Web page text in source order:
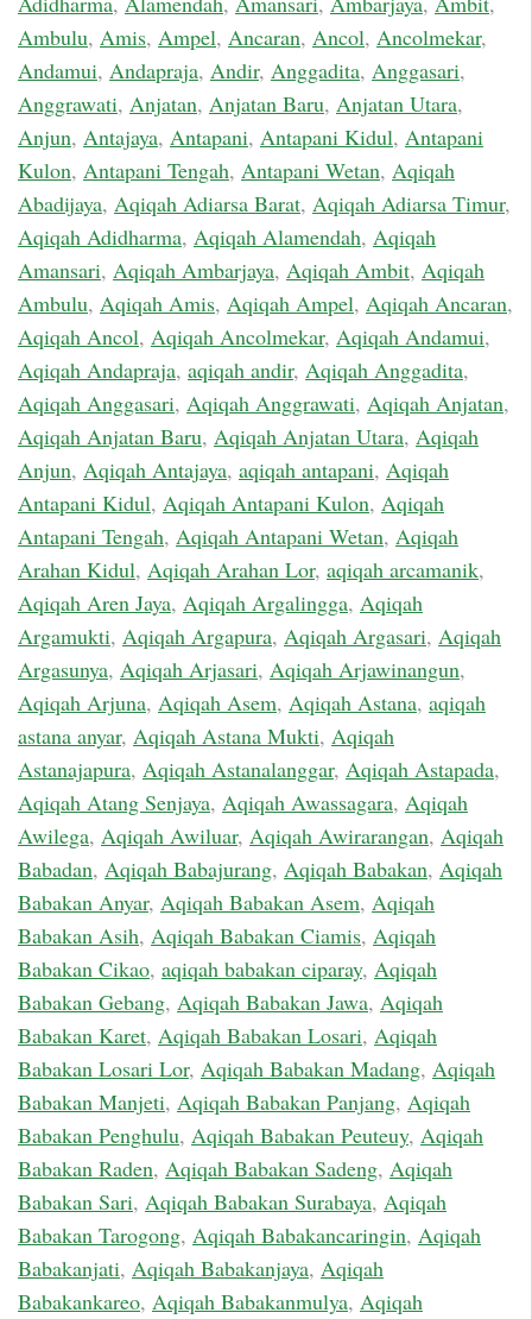
Ambulu, Amis, Ampel, Ancaran, Ancol, Ancolmekar,
Andamui, Andapraja, Andir, Anggadita, Anggasari,
Anggrawati, Anjatan, Anjatan Baru, Anjatan Utara,
Anjun, Antajaya, Antapani, Antapani Kidul, Antapani
Kulon, Antapani Tengah, Antapani Wetan, Aqiqah
Abadijaya, Aqiqah Adiarsa Barat, Aqiqah Adiarsa Timur,
Aqiqah Adidharma, Aqiqah Alamendah, Aqiqah
Amansari, Aqiqah Ambarjaya, Aqiqah Ambit, Aqiqah
Ambulu, Aqiqah Amis, Aqiqah Ampel, Aqiqah Ancaran,
Aqiqah Ancol, Aqiqah Ancolmekar, Aqiqah Andamui,
Aqiqah Andapraja, aqiqah andir, Aqiqah Anggadita,
Aqiqah Anggasari, Aqiqah Anggrawati, Aqiqah Anjatan,
Aqiqah Anjatan Baru, Aqiqah Anjatan Utara, Aqiqah
Anjun, Aqiqah Antajaya, aqiqah antapani, Aqiqah
Antapani Kidul, Aqiqah Antapani Kulon, Aqiqah
Antapani Tengah, Aqiqah Antapani Wetan, Aqiqah
Arahan Kidul, Aqiqah Arahan Lor, aqiqah arcamanik,
Aqiqah Aren Jaya, Aqiqah Argalingga, Aqiqah
Argamukti, Aqiqah Argapura, Aqiqah Argasari, Aqiqah
Argasunya, Aqiqah Arjasari, Aqiqah Arjawinangun,
Aqiqah Arjuna, Aqiqah Asem, Aqiqah Astana, aqiqah
astana anyar, Aqiqah Astana Mukti, Aqiqah
Astanajapura, Aqiqah Astanalanggar, Aqiqah Astapada,
Aqiqah Atang Senjaya, Aqiqah Awassagara, Aqiqah
Awilega, Aqiqah Awiluar, Aqiqah Awirarangan, Aqiqah
Babadan, Aqiqah Babajurang, Aqiqah Babakan, Aqiqah
Babakan Anyar, Aqiqah Babakan Asem, Aqiqah
Babakan Asih, Aqiqah Babakan Ciamis, Aqiqah
Babakan Cikao, aqiqah babakan ciparay, Aqiqah
Babakan Gebang, Aqiqah Babakan Jawa, Aqiqah
Babakan Karet, Aqiqah Babakan Losari, Aqiqah
Babakan Losari Lor, Aqiqah Babakan Madang, Aqiqah
Babakan Manjeti, Aqiqah Babakan Panjang, Aqiqah
Babakan Penghulu, Aqiqah Babakan Peuteuy, Aqiqah
Babakan Raden, Aqiqah Babakan Sadeng, Aqiqah
Babakan Sari, Aqiqah Babakan Surabaya, Aqiqah
Babakan Tarogong, Aqiqah Babakancaringin, Aqiqah
Babakanjati, Aqiqah Babakanjaya, Aqiqah
Babakankareo, Aqiqah Babakanmulya, Aqiqah